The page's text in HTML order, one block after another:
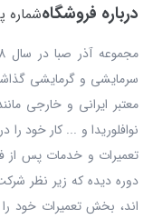
درباره فروشگاهشماره
سرمایشی و گرمایشی
معتبر ایرانی و خارجی
نوافلوریدا و ... کار
تعمیرات و خدمات پس از
دوره دیده که زیر نظر
اند، بخش تعمیرات خود